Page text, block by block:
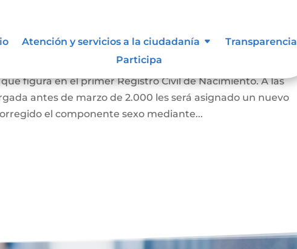
Atención y servicios a la ciudadanía
Transparencia
Participa
de Identidad Sexual en el
figura en el primer Registro Civil de Nacimiento. A las
antes de marzo de 2.000 les será asignado un nuevo
el componente sexo mediante...